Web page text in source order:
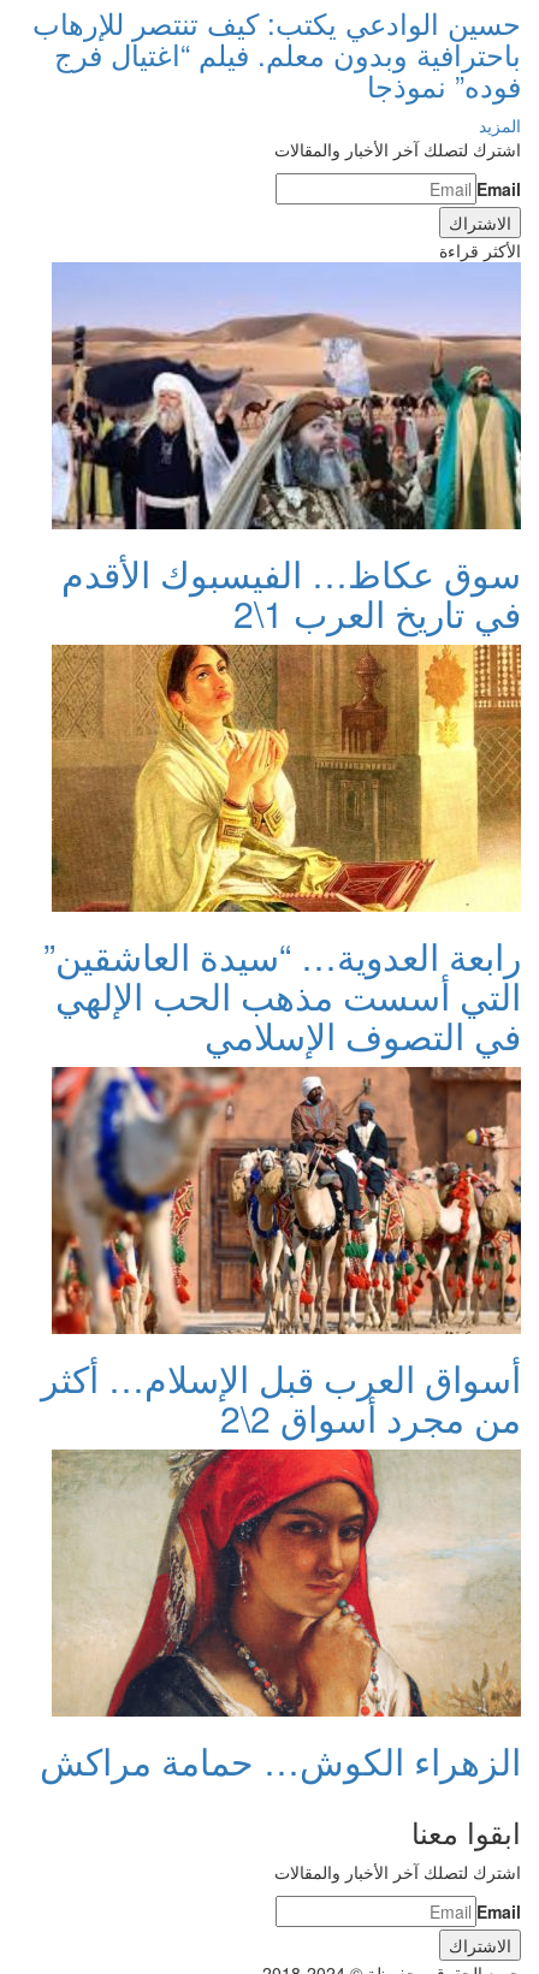
حسين الوادعي يكتب: كيف تنتصر للإرهاب
باحترافية وبدون معلم. فيلم “اغتيال فرج
فوده” نموذجا
المزيد
اشترك لتصلك آخر الأخبار والمقالات
Email
الأكثر قراءة
سوق عكاظ… الفيسبوك الأقدم
في تاريخ العرب 1\2
رابعة العدوية… “سيدة العاشقين”
التي أسست مذهب الحب الإلهي
في التصوف الإسلامي
أسواق العرب قبل الإسلام… أكثر
من مجرد أسواق 2\2
الزهراء الكوش… حمامة مراكش
ابقوا معنا
اشترك لتصلك آخر الأخبار والمقالات
Email